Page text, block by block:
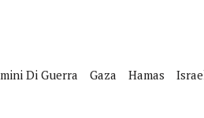
Di Guerra Gaza Hamas